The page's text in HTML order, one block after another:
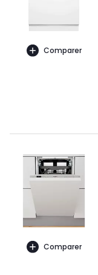
Comparer
Comparer